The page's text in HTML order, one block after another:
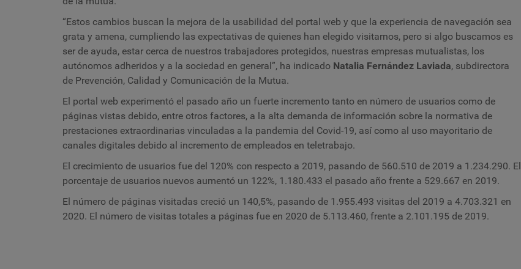
“Estos cambios buscan la mejora de la usabilidad del portal web y que la experiencia de navegación sea
grata y amena, cumpliendo las expectativas de quienes han elegido visitarnos, pero si algo buscamos es
ser de ayuda, estar cerca de nuestros trabajadores protegidos, nuestras empresas mutualistas, los
autónomos adheridos y a la sociedad en general”, ha indicado Natalia Fernández Laviada, subdirectora
de Prevención, Calidad y Comunicación de la Mutua.
El portal web experimentó el pasado año un fuerte incremento tanto en número de usuarios como de
páginas vistas debido, entre otros factores, a la alta demanda de información sobre la normativa de
prestaciones extraordinarias vinculadas a la pandemia del Covid-19, así como al uso mayoritario de
canales digitales debido al incremento de empleados en teletrabajo.
El crecimiento de usuarios fue del 120% con respecto a 2019, pasando de 560.510 de 2019 a 1.234.290. El
porcentaje de usuarios nuevos aumentó un 122%, 1.180.433 el pasado año frente a 529.667 en 2019.
El número de páginas visitadas creció un 140,5%, pasando de 1.955.493 visitas del 2019 a 4.703.321 en
2020. El número de visitas totales a páginas fue en 2020 de 5.113.460, frente a 2.101.195 de 2019.